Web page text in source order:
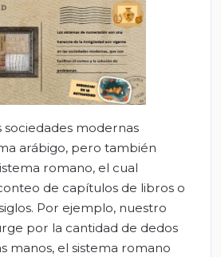
sociedades modernas
arábigo, pero también
romano, el cual
de capítulos de libros o
Por ejemplo, nuestro
por la cantidad de dedos
manos, el sistema romano